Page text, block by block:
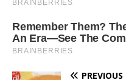
PREVIOUS